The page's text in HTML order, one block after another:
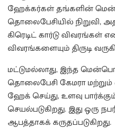
ஹேக்கர்கள் தங்களின்
தொலைபேசியில் நிறுவி,
கிரெடிட் கார்டு
விவரங்களையும் திருடி
மட்டுமல்லாது, இந்த
தொலைபேசி கேமரா
ஹேக் செய்து, உளவு
செயல்படுகிறது. இது ஒரு
ஆபத்தாகக் கருதப்படுகிறது.